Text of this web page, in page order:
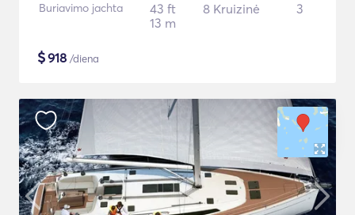
Buriavimo jachta
43 ft
13 m
8 Kruizinė 3
$918 /diena